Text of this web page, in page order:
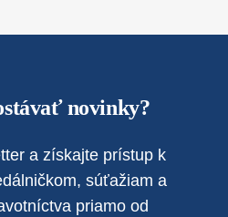
novinky?
a získajte prístup k
súťažiam a
priamo od